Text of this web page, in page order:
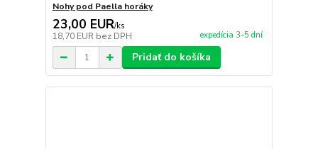
Nohy pod Paella horáky
23,00 EUR/ks
18,70 EUR bez DPH expedícia 3-5 dní
Pridať do košíka